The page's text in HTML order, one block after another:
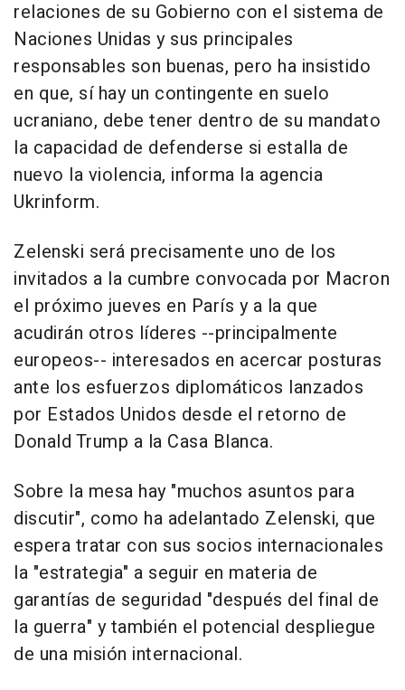
relaciones de su Gobierno con el sistema de
Naciones Unidas y sus principales
responsables son buenas, pero ha insistido
en que, sí hay un contingente en suelo
ucraniano, debe tener dentro de su mandato
la capacidad de defenderse si estalla de
nuevo la violencia, informa la agencia
Ukrinform.
Zelenski será precisamente uno de los
invitados a la cumbre convocada por Macron
el próximo jueves en París y a la que
acudirán otros líderes --principalmente
europeos-- interesados en acercar posturas
ante los esfuerzos diplomáticos lanzados
por Estados Unidos desde el retorno de
Donald Trump a la Casa Blanca.
Sobre la mesa hay "muchos asuntos para
discutir", como ha adelantado Zelenski, que
espera tratar con sus socios internacionales
la "estrategia" a seguir en materia de
garantías de seguridad "después del final de
la guerra" y también el potencial despliegue
de una misión internacional.